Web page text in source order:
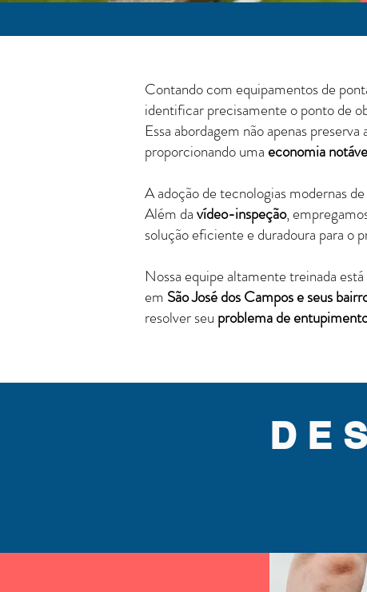
Contando com equipamentos de
identificar precisamente o ponto de
Essa abordagem não apenas
proporcionando uma economia
A adoção de tecnologias modernas de
Além davídeo-inspeção,
solução eficiente e duradoura para o
Nossa equipe altamente treinada
em São José dos Campos e seus
resolver seu problema de